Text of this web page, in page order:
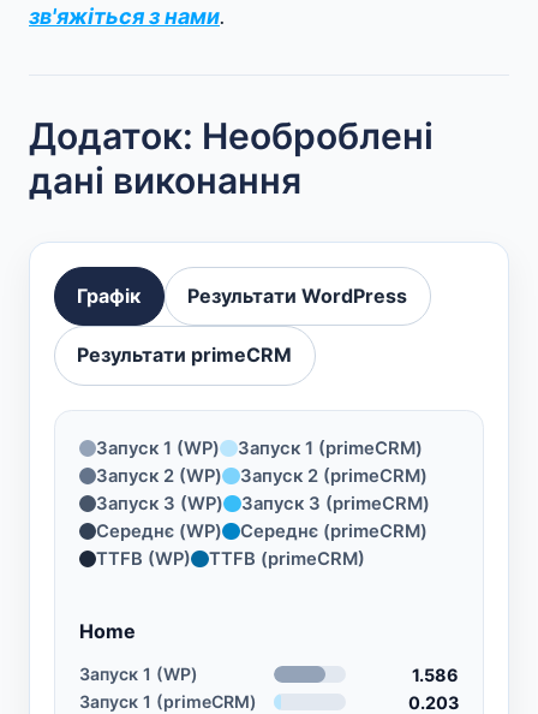
зв'яжіться з нами.
Додаток: Необроблені
дані виконання
Графік Результати WordPress
Результати primeCRM
Запуск 1 (WP)
Запуск 1 (primeCRM)
Запуск 2 (WP)
Запуск 2 (primeCRM)
Запуск 3 (WP)
Запуск 3 (primeCRM)
Середнє (WP)
Середнє (primeCRM)
TTFB (WP)
TTFB (primeCRM)
Home
Запуск 1 (WP)
1.586
Запуск 1 (primeCRM)
0.203